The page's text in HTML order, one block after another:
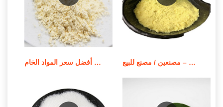
أفضل سعر المواد الخام apam/مسحوق بولي أكريلاميد أنيوني بوليمر بولي أكريلاميد قابل للذوبان في الزيت – مصنعين / مصنع للبيع